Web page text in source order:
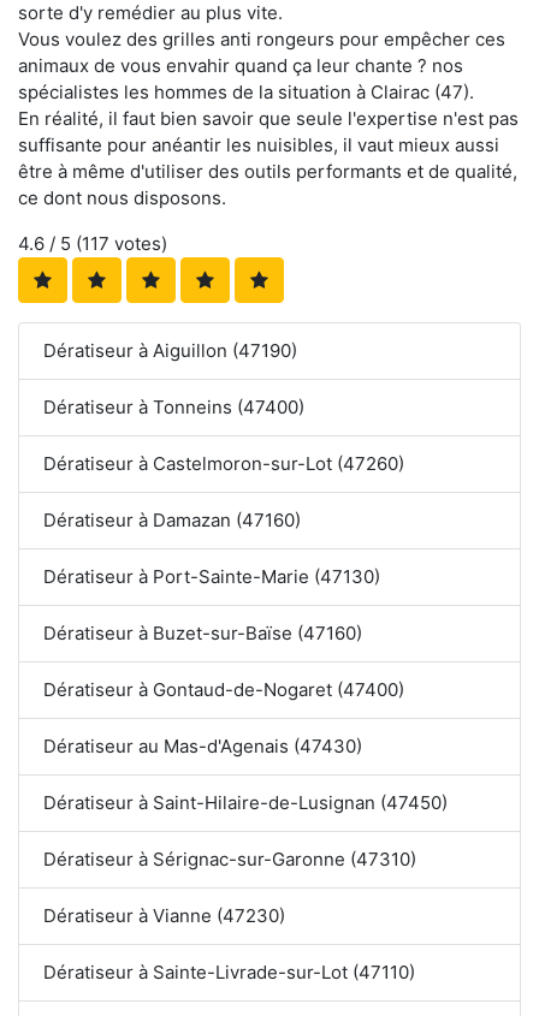
sorte d'y remédier au plus vite.
Vous voulez des grilles anti rongeurs pour empêcher ces
animaux de vous envahir quand ça leur chante ? nos
spécialistes les hommes de la situation à Clairac (47).
En réalité, il faut bien savoir que seule l'expertise n'est pas
suffisante pour anéantir les nuisibles, il vaut mieux aussi
être à même d'utiliser des outils performants et de qualité,
ce dont nous disposons.
4.6 / 5 (117 votes)
Dératiseur à Aiguillon (47190)
Dératiseur à Tonneins (47400)
Dératiseur à Castelmoron-sur-Lot (47260)
Dératiseur à Damazan (47160)
Dératiseur à Port-Sainte-Marie (47130)
Dératiseur à Buzet-sur-Baïse (47160)
Dératiseur à Gontaud-de-Nogaret (47400)
Dératiseur au Mas-d'Agenais (47430)
Dératiseur à Saint-Hilaire-de-Lusignan (47450)
Dératiseur à Sérignac-sur-Garonne (47310)
Dératiseur à Vianne (47230)
Dératiseur à Sainte-Livrade-sur-Lot (47110)